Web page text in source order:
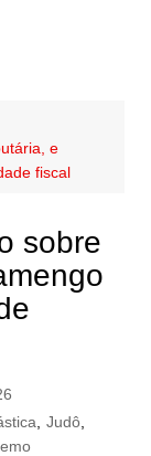
e
fiscal
sobre
Judô,